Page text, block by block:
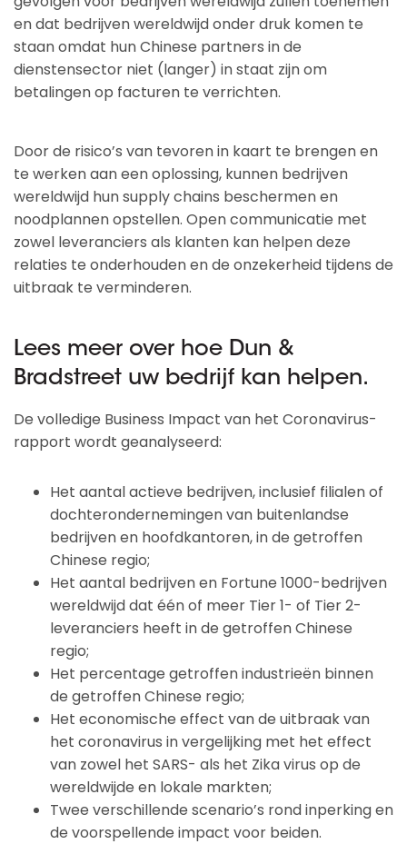
en dat bedrijven wereldwijd onder druk komen te
staan omdat hun Chinese partners in de
dienstensector niet (langer) in staat zijn om
betalingen op facturen te verrichten.
Door de risico’s van tevoren in kaart te brengen en
te werken aan een oplossing, kunnen bedrijven
wereldwijd hun supply chains beschermen en
noodplannen opstellen. Open communicatie met
zowel leveranciers als klanten kan helpen deze
relaties te onderhouden en de onzekerheid tijdens de
uitbraak te verminderen.
Lees meer over hoe Dun &
Bradstreet uw bedrijf kan helpen.
De volledige Business Impact van het Coronavirus-
rapport wordt geanalyseerd:
Het aantal actieve bedrijven, inclusief filialen of
dochterondernemingen van buitenlandse
bedrijven en hoofdkantoren, in de getroffen
Chinese regio;
Het aantal bedrijven en Fortune 1000-bedrijven
wereldwijd dat één of meer Tier 1- of Tier 2-
leveranciers heeft in de getroffen Chinese
regio;
Het percentage getroffen industrieën binnen
de getroffen Chinese regio;
Het economische effect van de uitbraak van
het coronavirus in vergelijking met het effect
van zowel het SARS- als het Zika virus op de
wereldwijde en lokale markten;
Twee verschillende scenario’s rond inperking en
de voorspellende impact voor beiden.